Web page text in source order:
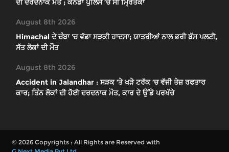
ਦੀ ਦਰਦਨਾਕ ਮੌਤ ; ਕੈਨੇਡਾ ਪੁਲਿਸ ’ਚ ਸੀ ਮ੍ਰਿਤਕਾ
August 8th 2026
Himachal ਦੇ ਚੰਬਾ ’ਚ ਵੱਡਾ ਸੜਕੀ ਹਾਦਸਾ; ਯਾਤਰੀਆਂ ਨਾਲ ਭਰੀ ਬੱਸ ਪਲਟੀ,
ਸੱਤ ਲੋਕਾਂ ਦੀ ਮੌਤ
August 8th 2026
Accident in Jalandhar : ਸੜਕ ’ਤੇ ਖੜੇ ਟਰੱਕ ’ਚ ਵੱਜੀ ਤੇਜ਼ ਰਫਤਾਰ
ਕਾਰ; ਤਿੰਨ ਲੋਕਾਂ ਦੀ ਹੋਈ ਦਰਦਨਾਕ ਮੌਤ, ਕਾਰ ਦੇ ਉੱਡੇ ਪਰਖੱਚੇ
© 2026 Copyrights : All Rights are Reserved with